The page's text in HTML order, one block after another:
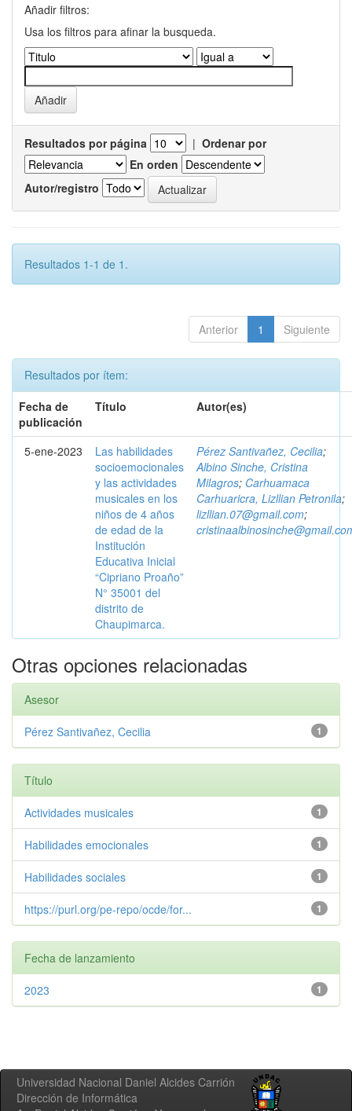
Añadir filtros:
Usa los filtros para afinar la busqueda.
Resultados por página | Ordenar por
En orden
Autor/registro
Resultados 1-1 de 1.
Anterior 1 Siguiente
Resultados por ítem:
Fecha de
publicación
Título Autor(es)
5-ene-2023
Las habilidades
socioemocionales
y las actividades
musicales en los
niños de 4 años
de edad de la
Institución
Educativa Inicial
“Cipriano Proaño”
N° 35001 del
distrito de
Chaupimarca.
Pérez Santivañez, Cecilia;
Albino Sinche, Cristina
Milagros; Carhuamaca
Carhuaricra, Lizllian Petronila;
lizllian.07@gmail.com;
Otras opciones relacionadas
Asesor
1
Pérez Santivañez, Cecilia
Título
1
Actividades musicales
1
Habilidades emocionales
1
Habilidades sociales
1
https://purl.org/pe-repo/ocde/for...
Fecha de lanzamiento
1
2023
Universidad Nacional Daniel Alcides Carrión
Dirección de Informática